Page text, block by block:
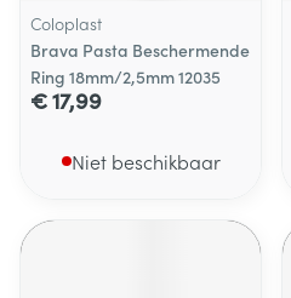
Coloplast
Brava Pasta Beschermende
Ring 18mm/2,5mm 12035
€ 17,99
Niet beschikbaar